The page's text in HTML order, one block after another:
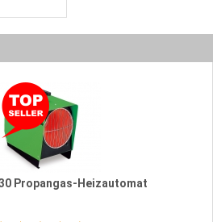
30 Propangas-Heizautomat